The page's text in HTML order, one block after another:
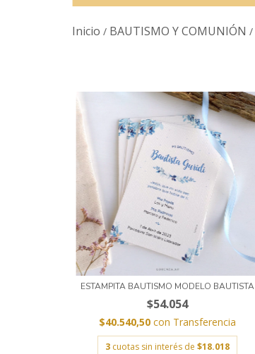
Inicio / BAUTISMO Y COMUNIÓN /
ESTAMPITA BAUTISMO MODELO BAUTISTA
$54.054
$40.540,50con Transferencia
3 cuotas sin interés de$18.018